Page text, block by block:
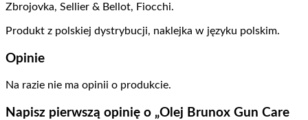
Zbrojovka, Sellier & Bellot, Fiocchi.
Produkt z polskiej dystrybucji, naklejka w języku polskim.
Opinie
Na razie nie ma opinii o produkcie.
Napisz pierwszą opinię o „Olej Brunox Gun Care